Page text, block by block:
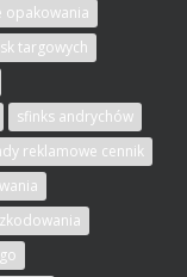
opakowania
targowych
sfinks andrychów
reklamowe cennik